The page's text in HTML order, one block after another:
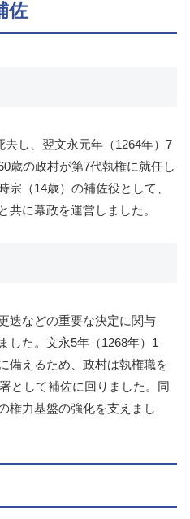
佐
し、翌文永元年（1264年）7
歳の政村が第7代執権に就任し
宗（14歳）の補佐役として、
共に幕政を運営しました。
迭などの重要な決定に関与
した。文永5年（1268年）1
備えるため、政村は執権職を
として補佐に回りました。同
権力基盤の強化を支えまし